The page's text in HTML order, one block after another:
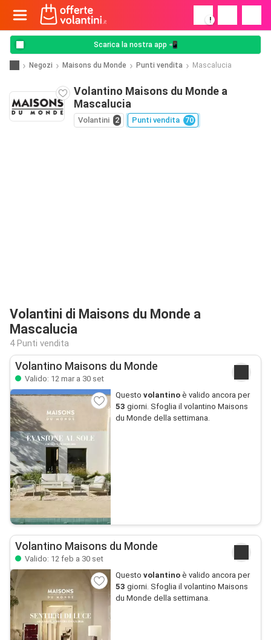
!
Scarica la nostra app 📲
Negozi Maisons du Monde Punti vendita Mascalucia
Volantino Maisons du Monde a
Mascalucia
Volantini 2 Punti vendita 70
Volantini di Maisons du Monde a
Mascalucia
4 Punti vendita
Volantino Maisons du Monde
Valido: 12 mar a 30 set
Questo volantinoè valido ancora per
53 giorni. Sfoglia il volantino Maisons
du Monde della settimana.
Volantino Maisons du Monde
Valido: 12 feb a 30 set
Questo volantinoè valido ancora per
53 giorni. Sfoglia il volantino Maisons
du Monde della settimana.